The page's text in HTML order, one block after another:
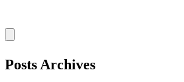
Posts Archives